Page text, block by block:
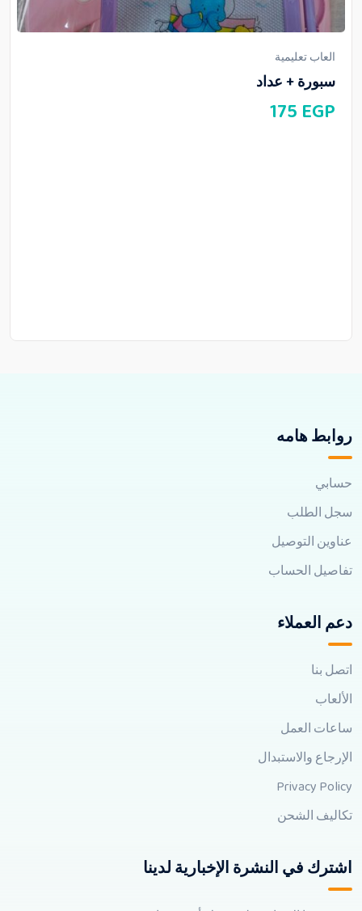
العاب تعليمية
سبورة + عداد
175 EGP
روابط هامه
حسابي
سجل الطلب
عناوين التوصيل
تفاصيل الحساب
دعم العملاء
اتصل بنا
الألعاب
ساعات العمل
الإرجاع والاستبدال
Privacy Policy
تكاليف الشحن
اشترك في النشرة الإخبارية لدينا